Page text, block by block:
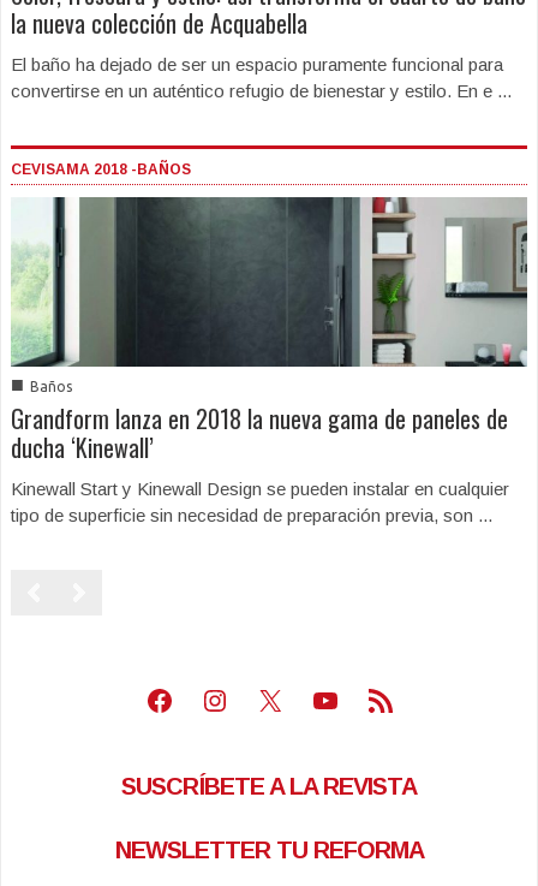
la nueva colección de Acquabella
El baño ha dejado de ser un espacio puramente funcional para
convertirse en un auténtico refugio de bienestar y estilo. En e ...
CEVISAMA 2018 -BAÑOS
■ Baños
Grandform lanza en 2018 la nueva gama de paneles de
ducha ‘Kinewall’
Kinewall Start y Kinewall Design se pueden instalar en cualquier
tipo de superficie sin necesidad de preparación previa, son ...
Facebook
Instagram
X Youtube
Feed RSS
SUSCRÍBETE A LA REVISTA
NEWSLETTER TU REFORMA